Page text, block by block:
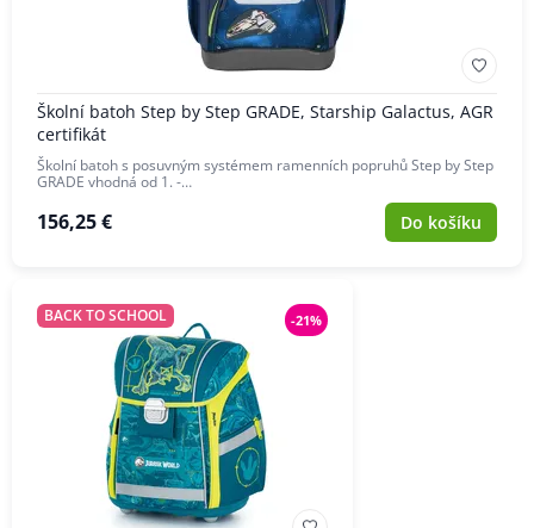
Školní batoh Step by Step GRADE, Starship Galactus, AGR
certifikát
Školní batoh s posuvným systémem ramenních popruhů Step by Step
GRADE vhodná od 1. -…
156,25 € Do košíku
BACK TO SCHOOL -21%